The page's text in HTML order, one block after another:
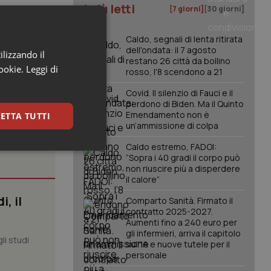
limiti
la
il
studi
I più letti [7 giorni] [30 giorni]
Caldo, segnali di lenta ritirata
dell'ondata: il 7 agosto
restano 26 città da bollino
rosso, l'8 scendono a 21
Covid. Il silenzio di Fauci e il
perdono di Biden. Ma il Quinto
Emendamento non è
un’ammissione di colpa
Caldo estremo, FADOI:
“Sopra i 40 gradi il corpo può
non riuscire più a disperdere
il calore”
Comparto Sanità. Firmato il
contratto 2025-2027.
Aumenti fino a 240 euro per
gli infermieri, arriva il capitolo
sull'IA e nuove tutele per il
personale
il
Leggi di
TUTTI